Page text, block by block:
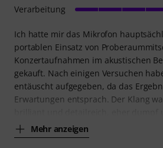
Ich hatte mir das Mikrofon
portablen Einsatz von
Konzertaufnahmen im akustischen
gekauft. Nach einigen Versuchen
entäuscht aufgegeben, da das
Erwartungen entsprach. Der Klang
Mehr anzeigen
Verarbeitung